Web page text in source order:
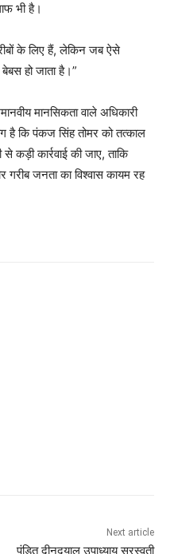
भी है।
के लिए हैं, लेकिन जब ऐसे
हो जाता है।”
मानसिकता वाले अधिकारी
है कि पंकज सिंह तोमर को तत्काल
कार्रवाई की जाए, ताकि
गरीब जनता का विश्वास कायम रह
Next article
पंडित दीनदयाल उपाध्याय सरस्वती